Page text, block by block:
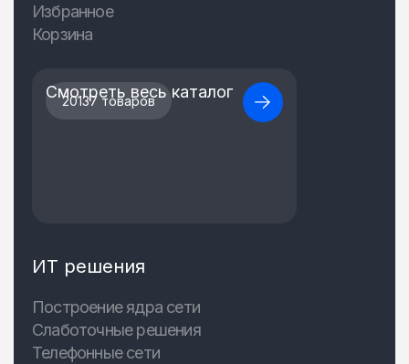
Избранное
Корзина
20137 товаров
Смотреть весь каталог
ИТ решения
Построение ядра сети
Слаботочные решения
Телефонные сети